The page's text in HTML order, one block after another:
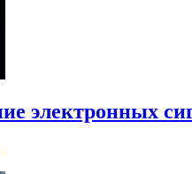
электронных